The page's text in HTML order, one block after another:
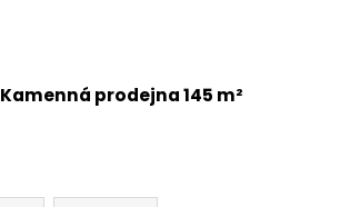
Kamenná prodejna 145 m²